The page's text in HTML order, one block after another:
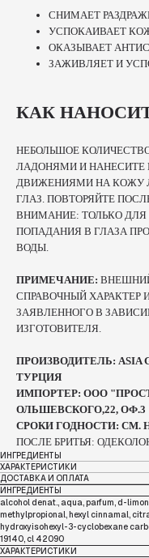
СНИМАЕТ
УСПОКАИВАЕТ
ОКАЗЫВАЕТ
ЗАЖИВЛЯЕТ И
КАК
НЕБОЛЬШОЕ
ЛАДОНЯМИ И
ДВИЖЕНИЯМИ НА КОЖУ
ГЛАЗ. ПОВТОРЯЙТЕ
ВНИМАНИЕ: ТОЛЬКО
ПОПАДАНИЯ В ГЛАЗА
ВОДЫ.
ПРИМЕЧАНИЕ:
СПРАВОЧНЫЙ ХАРАКТЕР
ЗАЯВЛЕННОГО В
ИЗГОТОВИТЕЛЯ.
ПРОИЗВОДИТЕЛЬ: ASIA
ТУРЦИЯ
ИМПОРТЕР: ООО
ОЛЬШЕВСКОГО,22, ОФ.3
СРОКИ ГОДНОСТИ: СМ.
ПОСЛЕ БРИТЬЯ:
ИНГРЕДИЕНТЫ
ХАРАКТЕРИСТИКИ
ДОСТАВКА И ОПЛАТА
ИНГРЕДИЕНТЫ
alcohol denat., aqua, parfum, d-
methylpropional, hexyl cinnamal,
hydroxyisohexyl-3-cyclobexane
19140, cl 42090
ХАРАКТЕРИСТИКИ